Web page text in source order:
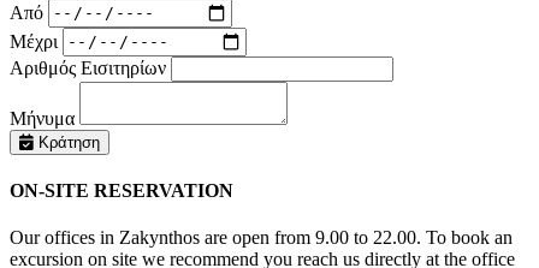
Από
Μέχρι
Αριθμός Εισιτηρίων
Μήνυμα
Κράτηση
ON-SITE RESERVATION
Our offices in Zakynthos are open from 9.00 to 22.00. To book an
excursion on site we recommend you reach us directly at the office